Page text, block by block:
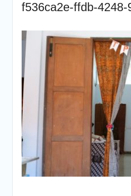
f536ca2e-ffdb-